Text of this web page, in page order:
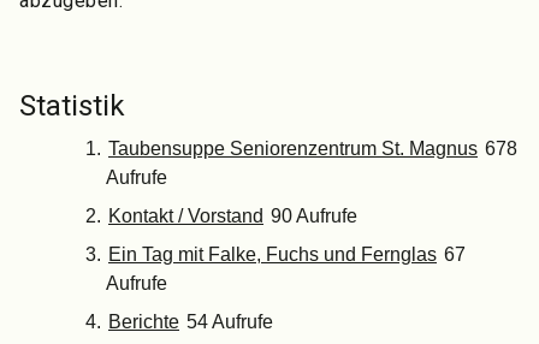
Statistik
Taubensuppe Seniorenzentrum St. Magnus 678
Aufrufe
Kontakt / Vorstand 90 Aufrufe
Ein Tag mit Falke, Fuchs und Fernglas 67
Aufrufe
Berichte 54 Aufrufe